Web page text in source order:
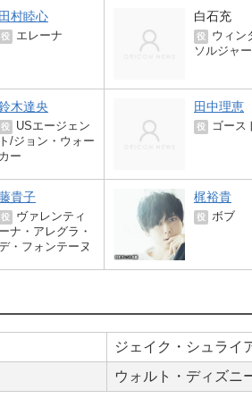
田村睦心
役 エレーナ
白石充
役
ウィン
ソルジャー
木達央
役
USエージェン
ト/ジョン・ウォー
カー
田中理恵
役 ゴース
貴子
役
ヴァレンティ
ーナ・アレグラ・
・フォンテーヌ
梶裕貴
役 ボブ
ジェイク・シュライ
ウォルト・ディズニ